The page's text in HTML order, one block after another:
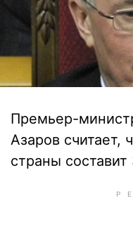
Премьер-
Азаров считает,
страны составит